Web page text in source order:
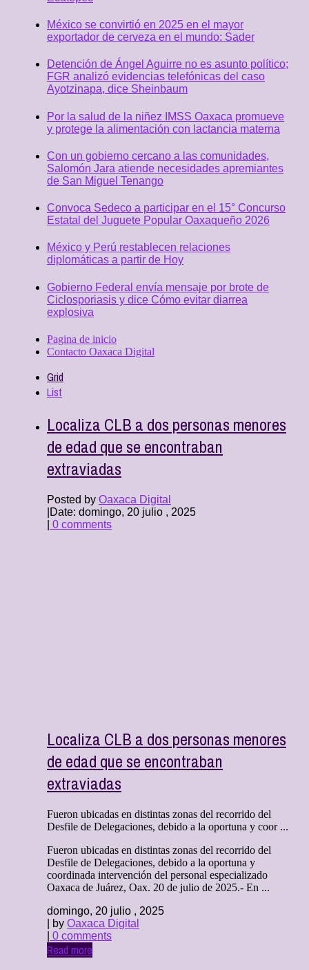
México se convirtió en 2025 en el mayor
exportador de cerveza en el mundo: Sader
Detención de Ángel Aguirre no es asunto político;
FGR analizó evidencias telefónicas del caso
Ayotzinapa, dice Sheinbaum
Por la salud de la niñez IMSS Oaxaca promueve
y protege la alimentación con lactancia materna
Con un gobierno cercano a las comunidades,
Salomón Jara atiende necesidades apremiantes
de San Miguel Tenango
Convoca Sedeco a participar en el 15° Concurso
Estatal del Juguete Popular Oaxaqueño 2026
México y Perú restablecen relaciones
diplomáticas a partir de Hoy
Gobierno Federal envía mensaje por brote de
Ciclosporiasis y dice Cómo evitar diarrea
explosiva
Pagina de inicio
Contacto Oaxaca Digital
Grid
List
Localiza CLB a dos personas menores
de edad que se encontraban
extraviadas
Posted by Oaxaca Digital
Date: domingo, 20 julio , 2025
0 comments
Localiza CLB a dos personas menores
de edad que se encontraban
extraviadas
Fueron ubicadas en distintas zonas del recorrido del
Desfile de Delegaciones, debido a la oportuna y coor ...
Fueron ubicadas en distintas zonas del recorrido del
Desfile de Delegaciones, debido a la oportuna y
coordinada intervención del personal especializado
Oaxaca de Juárez, Oax. 20 de julio de 2025.- En ...
domingo, 20 julio , 2025
| by Oaxaca Digital
0 comments
Read more